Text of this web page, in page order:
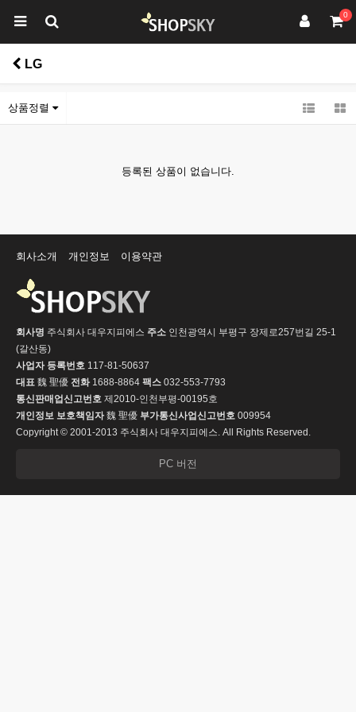
0
LG
상품정렬
등록된 상품이 없습니다.
회사소개 개인정보 이용약관
회사명 주식회사 대우지피에스 주소 인천광역시 부평구 장제로257번길 25-1
(갈산동)
사업자 등록번호 117-81-50637
대표 魏 聖優 전화1688-8864 팩스 032-553-7793
통신판매업신고번호 제2010-인천부평-00195호
개인정보 보호책임자魏 聖優 부가통신사업신고번호 009954
Copyright © 2001-2013 주식회사 대우지피에스. All Rights Reserved.
PC 버전